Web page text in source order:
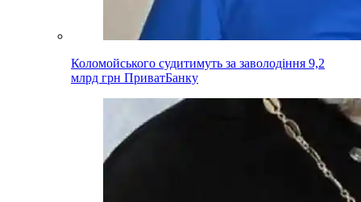
Коломойського судитимуть за заволодіння 9,2
млрд грн ПриватБанку